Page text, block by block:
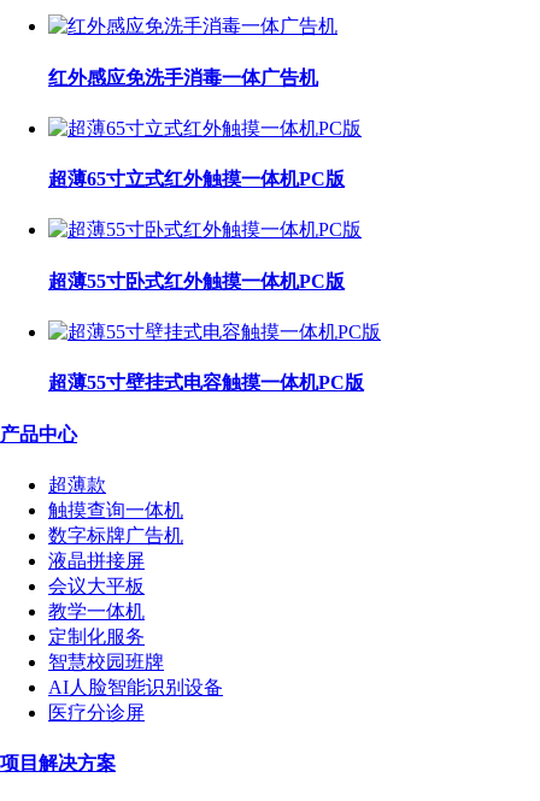
红外感应免洗手消毒一体广告机
超薄65寸立式红外触摸一体机PC版
超薄55寸卧式红外触摸一体机PC版
超薄55寸壁挂式电容触摸一体机PC版
产品中心
超薄款
触摸查询一体机
数字标牌广告机
液晶拼接屏
会议大平板
教学一体机
定制化服务
智慧校园班牌
AI人脸智能识别设备
医疗分诊屏
项目解决方案